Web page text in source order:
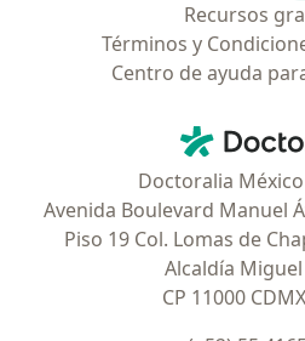
Recursos
Términos y
Centro de ayuda
Doctoralia México
Avenida Boulevard Manuel
Piso 19 Col. Lomas de
Alcaldía
CP 11000